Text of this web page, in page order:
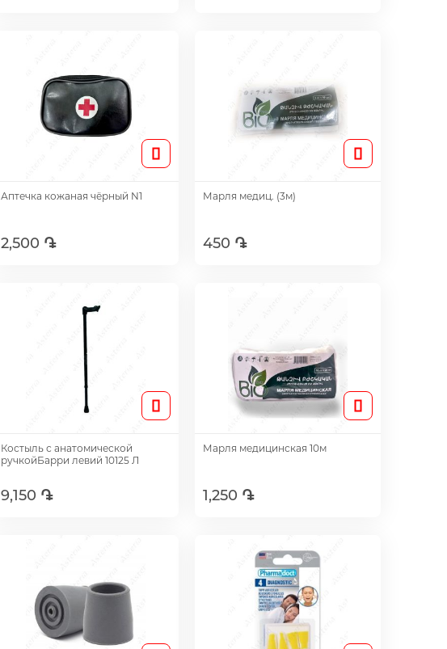
Аптечка кожаная чёрный N1
2,500 ֏
Марля медиц. (3м)
450 ֏
Костыль с анатомической
ручкойБарри левий 10125 Л
9,150 ֏
Марля медицинская 10м
1,250 ֏